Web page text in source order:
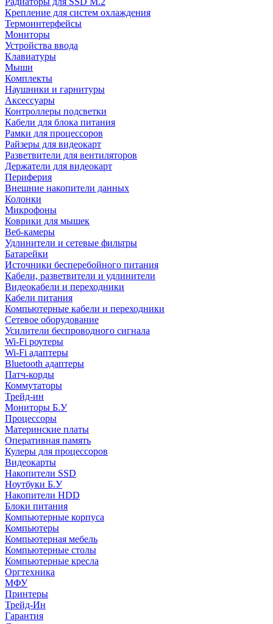
Крепление для систем охлаждения
Термоинтерфейсы
Мониторы
Устройства ввода
Клавиатуры
Мыши
Комплекты
Наушники и гарнитуры
Аксессуары
Контроллеры подсветки
Кабели для блока питания
Рамки для процессоров
Райзеры для видеокарт
Разветвители для вентиляторов
Держатели для видеокарт
Периферия
Внешние накопители данных
Колонки
Микрофоны
Коврики для мышек
Веб-камеры
Удлинители и сетевые фильтры
Батарейки
Источники бесперебойного питания
Кабели, разветвители и удлинители
Видеокабели и переходники
Кабели питания
Компьютерные кабели и переходники
Сетевое оборудование
Усилители беспроводного сигнала
Wi-Fi роутеры
Wi-Fi адаптеры
Bluetooth адаптеры
Патч-корды
Коммутаторы
Трейд-ин
Мониторы Б.У
Процессоры
Материнские платы
Оперативная память
Кулеры для процессоров
Видеокарты
Накопители SSD
Ноутбуки Б.У
Накопители HDD
Блоки питания
Компьютерные корпуса
Компьютеры
Компьютерная мебель
Компьютерные столы
Компьютерные кресла
Оргтехника
МФУ
Принтеры
Трейд-Ин
Гарантия